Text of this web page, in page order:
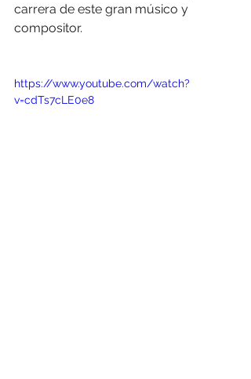
carrera de este gran músico y
compositor.
https://www.youtube.com/watch?
v=cdTs7cLE0e8